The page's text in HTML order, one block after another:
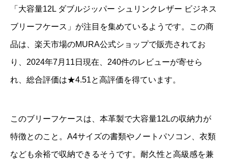
「大容量12L ダブルジッパー シュリンクレザー ビジネス
ブリーフケース」が注目を集めているようです。この商
品は、楽天市場のMURA公式ショップで販売されてお
り、2024年7月11日現在、240件のレビューが寄せら
れ、総合評価は★4.51と高評価を得ています。
このブリーフケースは、本革製で大容量12Lの収納力が
特徴とのこと。A4サイズの書類やノートパソコン、衣類
なども余裕で収納できるそうです。耐久性と高級感を兼